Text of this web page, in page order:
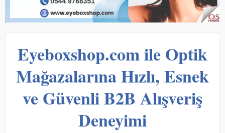
Eyeboxshop.com ile Optik
Mağazalarına Hızlı, Esnek
ve Güvenli B2B Alışveriş
Deneyimi